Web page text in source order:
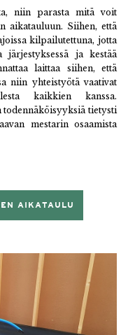
niin parasta mitä voit
aikatauluun. Siihen, että
kilpailutettuna, jotta
järjestyksessä ja kestää
laittaa siihen, että
niin yhteistyötä vaativat
kaikkien kanssa.
todennäköisyyksiä tietysti
mestarin osaamista
AIKATAULU